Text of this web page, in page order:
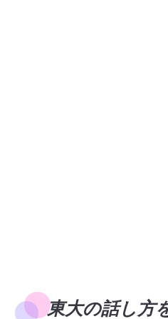
東大の話し方